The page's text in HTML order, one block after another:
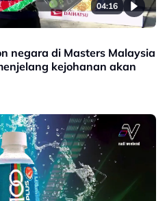
04:16
negara di Masters Malaysia
kejohanan akan